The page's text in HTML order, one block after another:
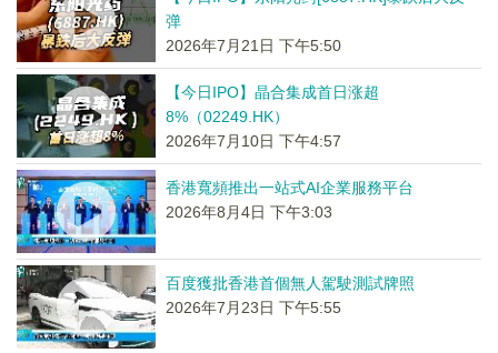
弹
2026年7月21日 下午5:50
【今日IPO】晶合集成首日涨超
8%（02249.HK）
2026年7月10日 下午4:57
香港寬頻推出一站式AI企業服務平台
2026年8月4日 下午3:03
百度獲批香港首個無人駕駛測試牌照
2026年7月23日 下午5:55